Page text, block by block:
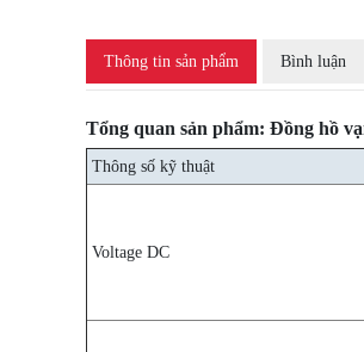
Thông tin sản phẩm Bình luận
Tổng quan sản phẩm: Đồng hồ
Thông số kỹ thuật
Voltage DC